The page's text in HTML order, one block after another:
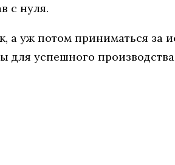
с нуля.
а уж потом приниматься за
успешного